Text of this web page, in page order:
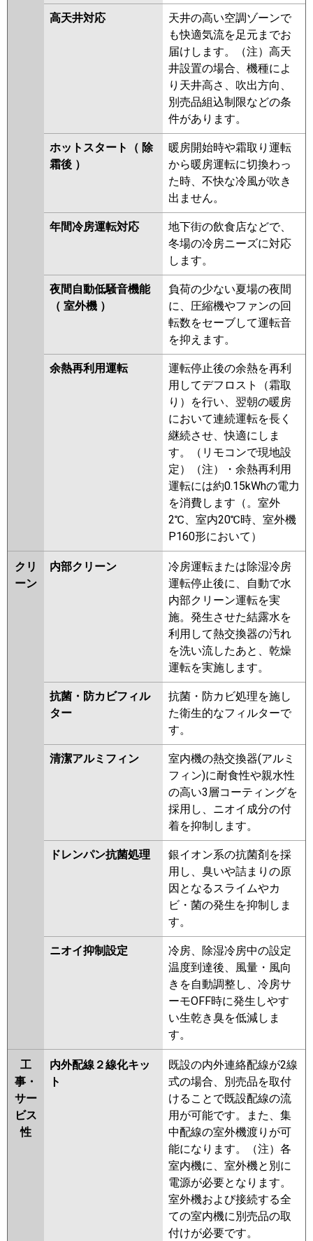
高天井対応
天井の高い空調ゾーンで
も快適気流を足元までお
届けします。（注）高天
井設置の場合、機種によ
り天井高さ、吹出方向、
別売品組込制限などの条
件があります。
ホットスタート（ 除
霜後 ）
暖房開始時や霜取り運転
から暖房運転に切換わっ
た時、不快な冷風が吹き
出ません。
年間冷房運転対応
地下街の飲食店などで、
冬場の冷房ニーズに対応
します。
夜間自動低騒音機能
（ 室外機 ）
負荷の少ない夏場の夜間
に、圧縮機やファンの回
転数をセーブして運転音
を抑えます。
余熱再利用運転
運転停止後の余熱を再利
用してデフロスト（霜取
り）を行い、翌朝の暖房
において連続運転を長く
継続させ、快適にしま
す。（リモコンで現地設
定）（注）・余熱再利用
運転には約0.15kWhの電力
を消費します（。室外
2℃、室内20℃時、室外機
P160形において）
クリ
ーン
内部クリーン
冷房運転または除湿冷房
運転停止後に、自動で水
内部クリーン運転を実
施。発生させた結露水を
利用して熱交換器の汚れ
を洗い流したあと、乾燥
運転を実施します。
抗菌・防カビフィル
ター
抗菌・防カビ処理を施し
た衛生的なフィルターで
す。
清潔アルミフィン
室内機の熱交換器(アルミ
フィン)に耐食性や親水性
の高い3層コーティングを
採用し、ニオイ成分の付
着を抑制します。
ドレンパン抗菌処理
銀イオン系の抗菌剤を採
用し、臭いや詰まりの原
因となるスライムやカ
ビ・菌の発生を抑制しま
す。
ニオイ抑制設定
冷房、除湿冷房中の設定
温度到達後、風量・風向
きを自動調整し、冷房サ
ーモOFF時に発生しやす
い生乾き臭を低減しま
す。
工
事・
サー
ビス
性
内外配線２線化キッ
ト
既設の内外連絡配線が2線
式の場合、別売品を取付
けることで既設配線の流
用が可能です。また、集
中配線の室外機渡りが可
能になります。（注）各
室内機に、室外機と別に
電源が必要となります。
室外機および接続する全
ての室内機に別売品の取
付けが必要です。